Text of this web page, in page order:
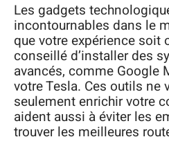
Les gadgets
incontournables dans le
que votre expérience soit
conseillé d’installer des
avancés, comme Google
votre Tesla. Ces outils ne
seulement enrichir votre
aident aussi à éviter les
trouver les meilleures